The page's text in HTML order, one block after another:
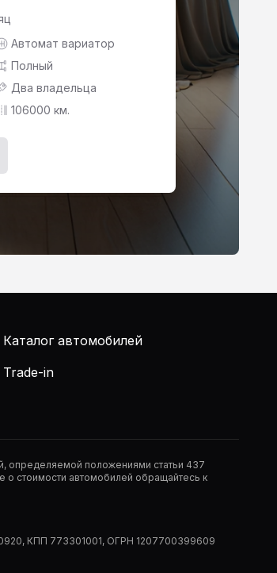
Автомат вариатор
Полный
Два владельца
106000 км.
Каталог автомобилей
Trade-in
определяемой положениями статьи 437
о стоимости автомобилей обращайтесь к
КПП 773301001, ОГРН 1207700399609